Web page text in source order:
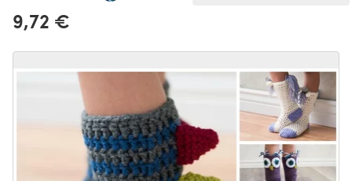
9,72 €